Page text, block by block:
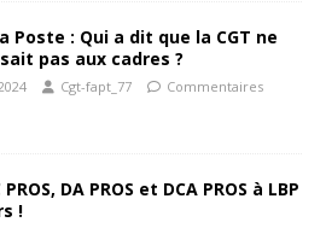
Poste : Qui a dit que la CGT ne
pas aux cadres ?
Cgt-fapt_77
Commentaires
DA PROS et DCA PROS à LBP
!